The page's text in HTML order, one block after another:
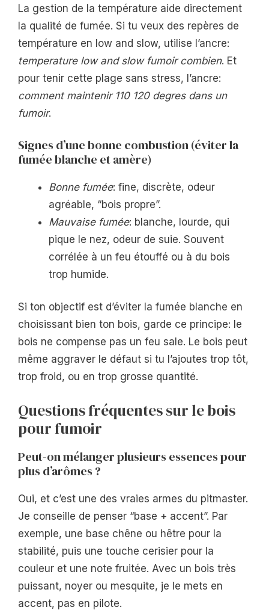
La gestion de la température aide directement
la qualité de fumée. Si tu veux des repères de
température en low and slow, utilise l’ancre:
temperature low and slow fumoir combien. Et
pour tenir cette plage sans stress, l’ancre:
comment maintenir 110 120 degres dans un
fumoir.
Signes d’une bonne combustion (éviter la
fumée blanche et amère)
Bonne fumée: fine, discrète, odeur
agréable, “bois propre”.
Mauvaise fumée: blanche, lourde, qui
pique le nez, odeur de suie. Souvent
corrélée à un feu étouffé ou à du bois
trop humide.
Si ton objectif est d’éviter la fumée blanche en
choisissant bien ton bois, garde ce principe: le
bois ne compense pas un feu sale. Le bois peut
même aggraver le défaut si tu l’ajoutes trop tôt,
trop froid, ou en trop grosse quantité.
Questions fréquentes sur le bois
pour fumoir
Peut-on mélanger plusieurs essences pour
plus d’arômes ?
Oui, et c’est une des vraies armes du pitmaster.
Je conseille de penser “base + accent”. Par
exemple, une base chêne ou hêtre pour la
stabilité, puis une touche cerisier pour la
couleur et une note fruitée. Avec un bois très
puissant, noyer ou mesquite, je le mets en
accent, pas en pilote.